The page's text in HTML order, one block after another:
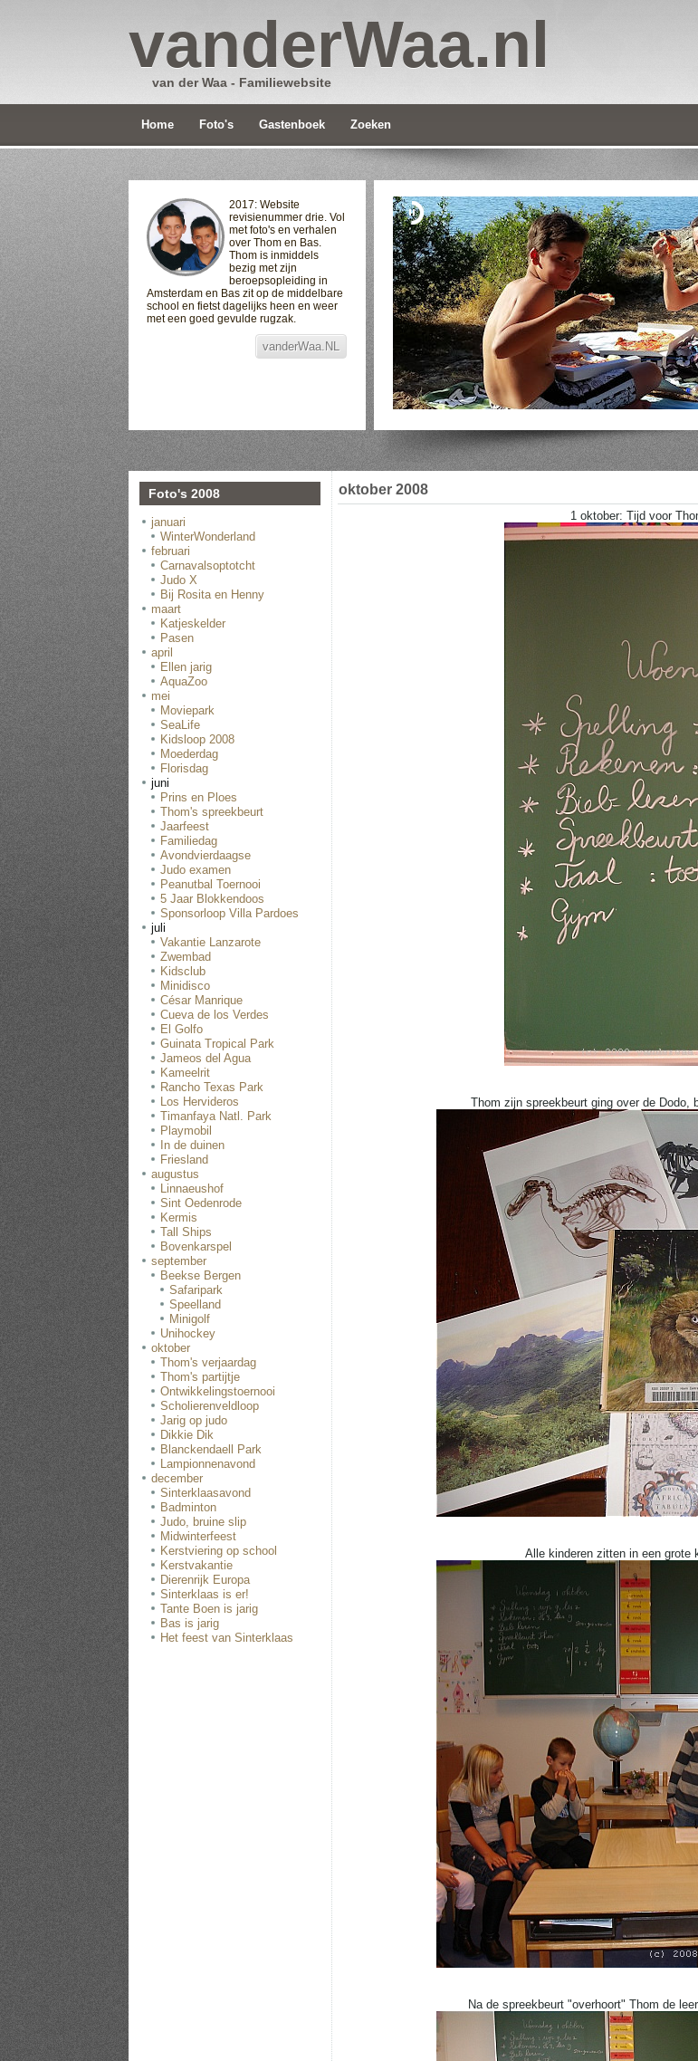
2017: Website
revisienummer drie. Vol
met foto's en verhalen
over Thom en Bas.
Thom is inmiddels
bezig met zijn
beroepsopleiding in
Amsterdam en Bas zit op de middelbare
school en fietst dagelijks heen en weer
met een goed gevulde rugzak.
vanderWaa.NL
vanderWaa.nl
van der Waa - Familiewebsite
Home Foto's Gastenboek Zoeken
Foto's 2008
januari
WinterWonderland
februari
Carnavalsoptotcht
Judo X
Bij Rosita en Henny
maart
Katjeskelder
Pasen
april
Ellen jarig
AquaZoo
mei
Moviepark
SeaLife
Kidsloop 2008
Moederdag
Florisdag
juni
Prins en Ploes
Thom's spreekbeurt
Jaarfeest
Familiedag
Avondvierdaagse
Judo examen
Peanutbal Toernooi
5 Jaar Blokkendoos
Sponsorloop Villa Pardoes
juli
Vakantie Lanzarote
Zwembad
Kidsclub
Minidisco
César Manrique
Cueva de los Verdes
El Golfo
Guinata Tropical Park
Jameos del Agua
Kameelrit
Rancho Texas Park
Los Hervideros
Timanfaya Natl. Park
Playmobil
In de duinen
Friesland
augustus
Linnaeushof
Sint Oedenrode
Kermis
Tall Ships
Bovenkarspel
september
Beekse Bergen
Safaripark
Speelland
Minigolf
Unihockey
oktober
Thom's verjaardag
Thom's partijtje
Ontwikkelingstoernooi
Scholierenveldloop
Jarig op judo
Dikkie Dik
Blanckendaell Park
Lampionnenavond
december
Sinterklaasavond
Badminton
Judo, bruine slip
Midwinterfeest
Kerstviering op school
Kerstvakantie
Dierenrijk Europa
Sinterklaas is er!
Tante Boen is jarig
Bas is jarig
Het feest van Sinterklaas
oktober 2008
1 oktober: Tijd voor
Thom zijn spreekbeurt ging over de Dodo,
Alle kinderen zitten in een grote
Na de spreekbeurt "overhoort" Thom de